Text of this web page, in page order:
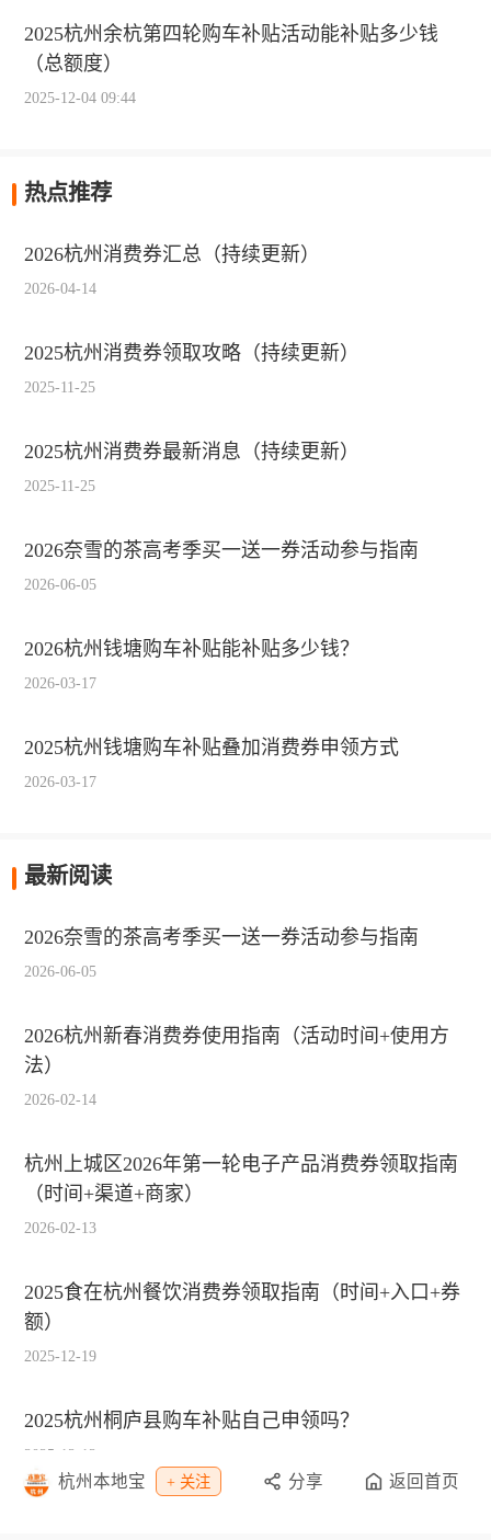
杭州本地宝 + 关注 分享 返回首页
2025杭州余杭第四轮购车补贴活动能补贴多少钱
（总额度）
2025-12-04 09:44
热点推荐
2026杭州消费券汇总（持续更新）
2026-04-14
2025杭州消费券领取攻略（持续更新）
2025-11-25
2025杭州消费券最新消息（持续更新）
2025-11-25
2026奈雪的茶高考季买一送一券活动参与指南
2026-06-05
2026杭州钱塘购车补贴能补贴多少钱？
2026-03-17
2025杭州钱塘购车补贴叠加消费券申领方式
2026-03-17
最新阅读
2026奈雪的茶高考季买一送一券活动参与指南
2026-06-05
2026杭州新春消费券使用指南（活动时间+使用方
法）
2026-02-14
杭州上城区2026年第一轮电子产品消费券领取指南
（时间+渠道+商家）
2026-02-13
2025食在杭州餐饮消费券领取指南（时间+入口+券
额）
2025-12-19
2025杭州桐庐县购车补贴自己申领吗？
2025-12-12